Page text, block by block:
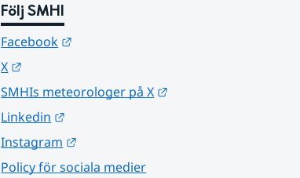
Följ SMHI
Facebook
X
SMHIs meteorologer på X
Linkedin
Instagram
Policy för sociala medier